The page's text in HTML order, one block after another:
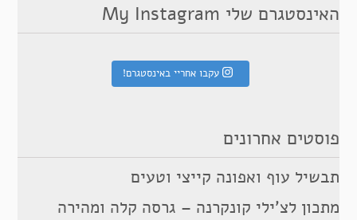
האינסטגרם שלי My Instagram
עקבו אחריי באינסטגרם!
פוסטים אחרונים
תבשיל עוף ואפונה קייצי וטעים
מתכון לצ’ילי קונקרנה – גרסה קלה ומהירה